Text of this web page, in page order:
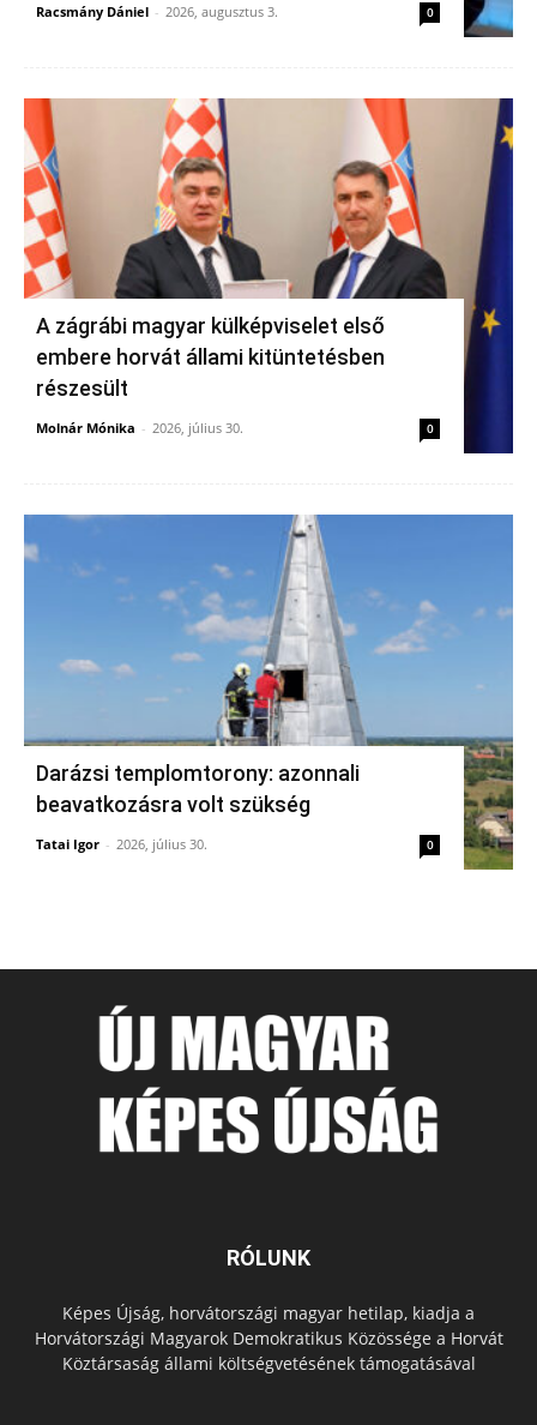
Racsmány Dániel - 2026, augusztus 3. 0
A zágrábi magyar külképviselet első
embere horvát állami kitüntetésben
részesült
Molnár Mónika - 2026, július 30. 0
Darázsi templomtorony: azonnali
beavatkozásra volt szükség
Tatai Igor - 2026, július 30. 0
RÓLUNK
Képes Újság, horvátországi magyar hetilap, kiadja a
Horvátországi Magyarok Demokratikus Közössége a Horvát
Köztársaság állami költségvetésének támogatásával